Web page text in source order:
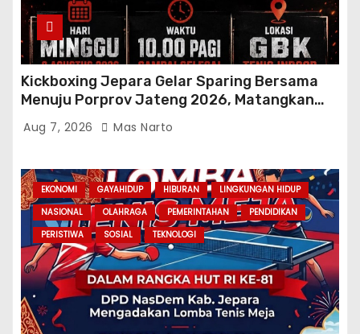
Kickboxing Jepara Gelar Sparing Bersama
Menuju Porprov Jateng 2026, Matangkan
Fisik dan Teknik Atlet
Aug 7, 2026 Mas Narto
EKONOMI GAYAHIDUP HIBURAN
LINGKUNGAN HIDUP
NASIONAL
OLAHRAGA PEMERINTAHAN
PENDIDIKAN
PERISTIWA
SOSIAL TEKNOLOGI